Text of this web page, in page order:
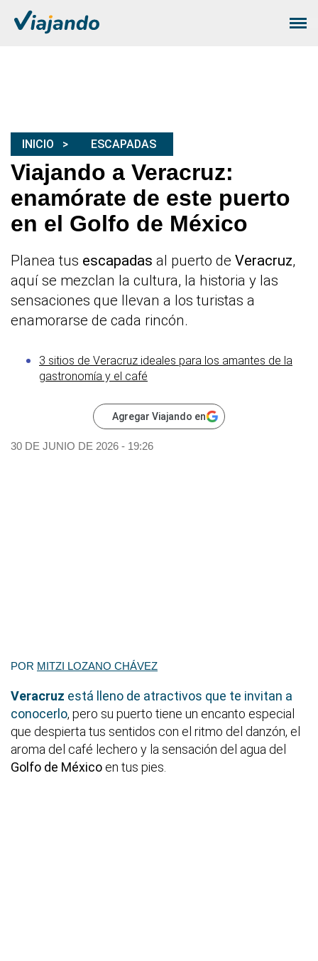
INICIO ESCAPADAS
Viajando a Veracruz:
enamórate de este puerto
en el Golfo de México
Planea tus escapadas al puerto de Veracruz,
aquí se mezclan la cultura, la historia y las
sensaciones que llevan a los turistas a
enamorarse de cada rincón.
3 sitios de Veracruz ideales para los amantes de la
gastronomía y el café
Agregar Viajando en
30 DE JUNIO DE 2026 - 19:26
POR MITZI LOZANO CHÁVEZ
Veracruz está lleno de atractivos que te invitan a
conocerlo, pero su puerto tiene un encanto especial
que despierta tus sentidos con el ritmo del danzón, el
aroma del café lechero y la sensación del agua del
Golfo de México en tus pies.